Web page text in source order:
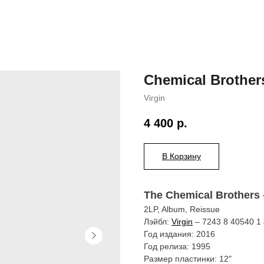
Chemical
Virgin
4 400 р.
В Корзину
The Chemical Brothers
2LP, Album, Reissue
Лэйбл: Virgin – 7243 8 40540 1
Год издания: 2016
Год релиза: 1995
Размер пластинки: 12"